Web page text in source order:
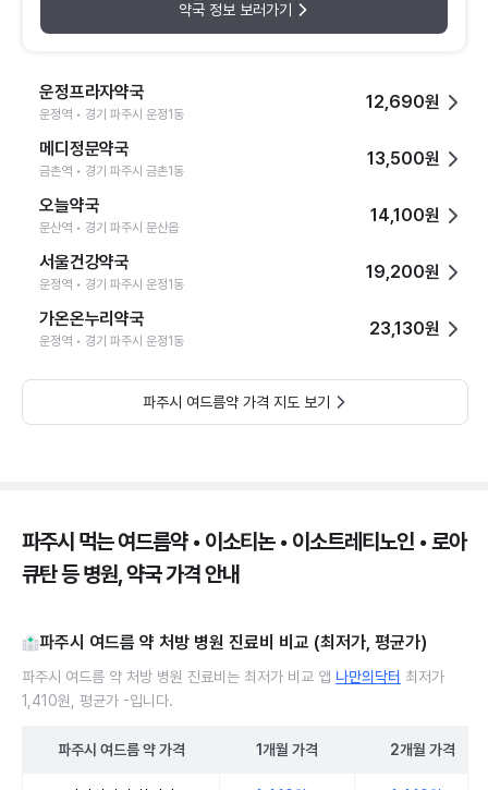
약국 정보 보러가기
운정프라자약국
운정역 • 경기 파주시 운정1동
12,690원
메디정문약국
금촌역 • 경기 파주시 금촌1동
13,500원
오늘약국
문산역 • 경기 파주시 문산읍
14,100원
서울건강약국
운정역 • 경기 파주시 운정1동
19,200원
가온온누리약국
운정역 • 경기 파주시 운정1동
23,130원
파주시 여드름약 가격 지도 보기
파주시 먹는 여드름약 • 이소티논 • 이소트레티노인 • 로아
큐탄 등 병원, 약국 가격 안내
파주시 여드름 약 처방 병원 진료비 비교 (최저가, 평균가)
파주시 여드름 약 처방 병원 진료비는 최저가 비교 앱 나만의닥터 최저가
1,410원, 평균가 -입니다.
파주시 여드름 약가격 1개월 가격 2개월 가격